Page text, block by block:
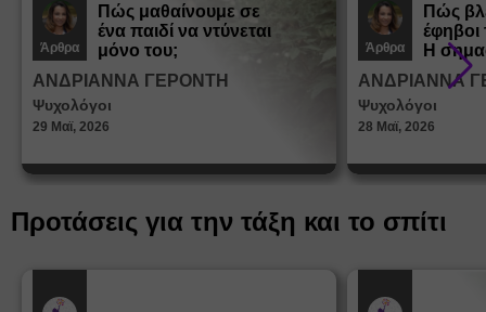
Άρθρα
Πώς μαθαίνουμε σε
ένα παιδί να ντύνεται
μόνο του;
ΑΝΔΡΙΑΝΝΑ ΓΕΡΟΝΤΗ
Ψυχολόγοι
29 Μαϊ, 2026
Άρθρα
Πώς
Η
στη
ΑΝΔΡΙΑΝΝΑ
Ψυχολόγοι
28 Μαϊ, 2026
Προτάσεις για την τάξη και το σπίτι